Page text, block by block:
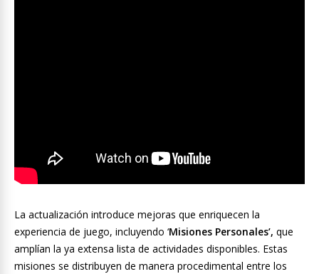
La actualización introduce mejoras que enriquecen la
experiencia de juego, incluyendo ‘Misiones Personales’, que
amplían la ya extensa lista de actividades disponibles. Estas
misiones se distribuyen de manera procedimental entre los